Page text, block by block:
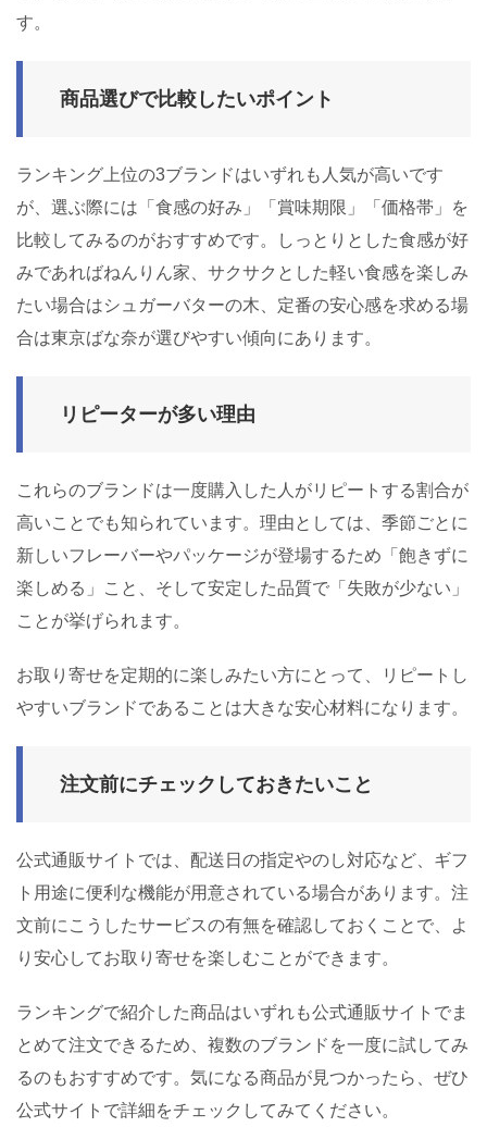
す。
商品選びで比較したいポイント
ランキング上位の3ブランドはいずれも人気が高いです
が、選ぶ際には「食感の好み」「賞味期限」「価格帯」を
比較してみるのがおすすめです。しっとりとした食感が好
みであればねんりん家、サクサクとした軽い食感を楽しみ
たい場合はシュガーバターの木、定番の安心感を求める場
合は東京ばな奈が選びやすい傾向にあります。
リピーターが多い理由
これらのブランドは一度購入した人がリピートする割合が
高いことでも知られています。理由としては、季節ごとに
新しいフレーバーやパッケージが登場するため「飽きずに
楽しめる」こと、そして安定した品質で「失敗が少ない」
ことが挙げられます。
お取り寄せを定期的に楽しみたい方にとって、リピートし
やすいブランドであることは大きな安心材料になります。
注文前にチェックしておきたいこと
公式通販サイトでは、配送日の指定やのし対応など、ギフ
ト用途に便利な機能が用意されている場合があります。注
文前にこうしたサービスの有無を確認しておくことで、よ
り安心してお取り寄せを楽しむことができます。
ランキングで紹介した商品はいずれも公式通販サイトでま
とめて注文できるため、複数のブランドを一度に試してみ
るのもおすすめです。気になる商品が見つかったら、ぜひ
公式サイトで詳細をチェックしてみてください。